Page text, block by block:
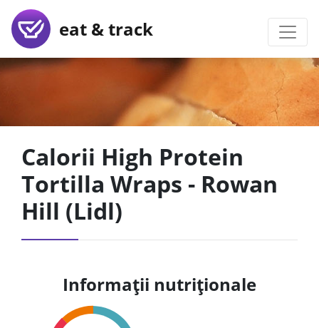
eat & track
Calorii High Protein
Tortilla Wraps - Rowan
Hill (Lidl)
Informații nutriționale